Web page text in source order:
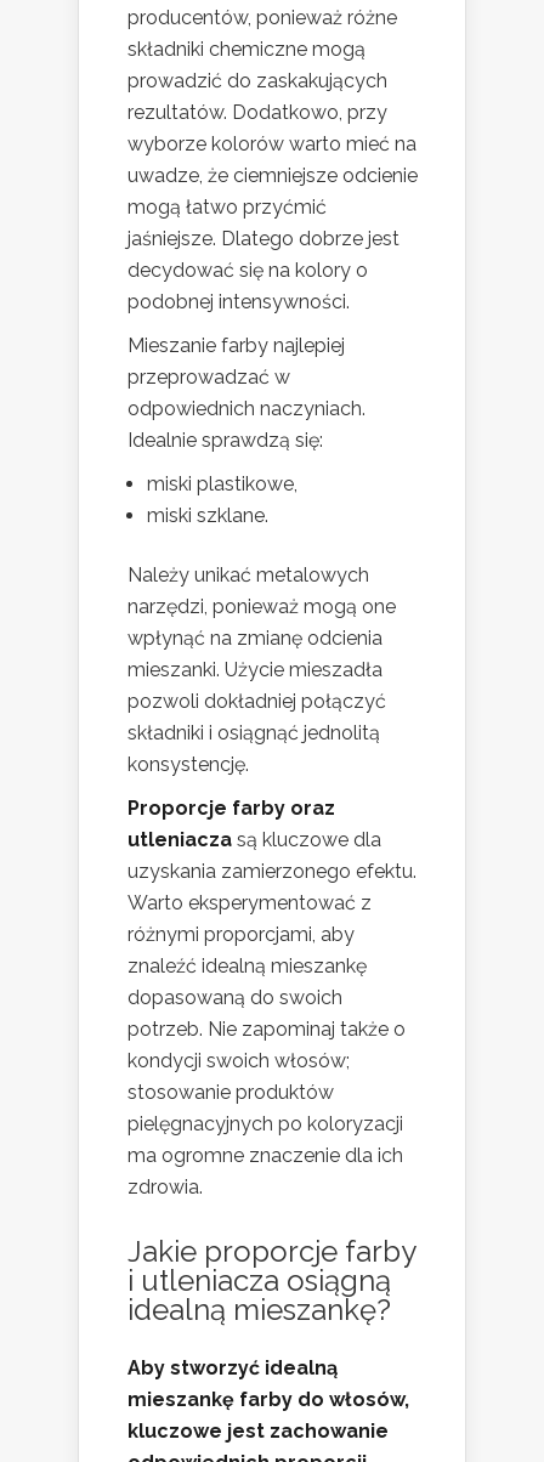
producentów, ponieważ różne
składniki chemiczne mogą
prowadzić do zaskakujących
rezultatów. Dodatkowo, przy
wyborze kolorów warto mieć na
uwadze, że ciemniejsze odcienie
mogą łatwo przyćmić
jaśniejsze. Dlatego dobrze jest
decydować się na kolory o
podobnej intensywności.
Mieszanie farby najlepiej
przeprowadzać w
odpowiednich naczyniach.
Idealnie sprawdzą się:
miski plastikowe,
miski szklane.
Należy unikać metalowych
narzędzi, ponieważ mogą one
wpłynąć na zmianę odcienia
mieszanki. Użycie mieszadła
pozwoli dokładniej połączyć
składniki i osiągnąć jednolitą
konsystencję.
Proporcje farby oraz
utleniacza są kluczowe dla
uzyskania zamierzonego efektu.
Warto eksperymentować z
różnymi proporcjami, aby
znaleźć idealną mieszankę
dopasowaną do swoich
potrzeb. Nie zapominaj także o
kondycji swoich włosów;
stosowanie produktów
pielęgnacyjnych po koloryzacji
ma ogromne znaczenie dla ich
zdrowia.
Jakie proporcje farby
i utleniacza osiągną
idealną mieszankę?
Aby stworzyć idealną
mieszankę farby do włosów,
kluczowe jest zachowanie